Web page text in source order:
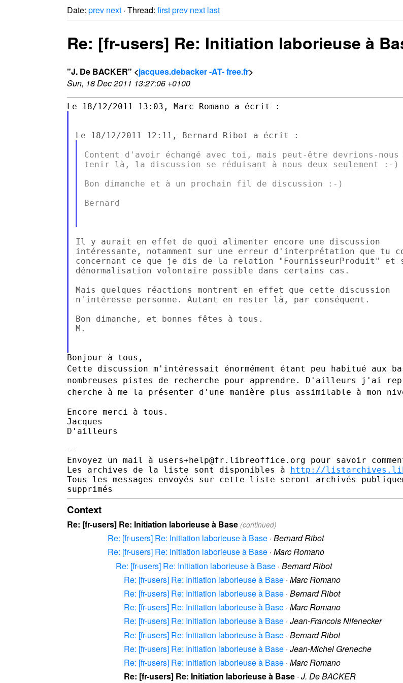
Date: prev next · Thread: firstprev next last
Re: [fr-users] Re: Initiation laborieuse à
"J. De BACKER" <jacques.debacker -AT- free.fr>
Sun, 18 Dec 2011 13:27:06 +0100
Content d'avoir échangé avec toi, mais peut-être devrions-nous
tenir là, la discussion se réduisant à nous deux seulement :-)
Bon dimanche et à un prochain fil de discussion :-)
Bernard
Il y aurait en effet de quoi alimenter encore une discussion
intéressante, notamment sur une erreur d'interprétation que tu
concernant ce que je dis de la relation "FournisseurProduit" et
dénormalisation volontaire possible dans certains cas.
Mais quelques réactions montrent en effet que cette discussion
n'intéresse personne. Autant en rester là, par conséquent.
Bon dimanche, et bonnes fêtes à tous.
M.
Cette discussion m'intéressait énormément étant peu habitué aux
nombreuses pistes de recherche pour apprendre. D'ailleurs j'ai
cherche à me la présenter d'une manière plus assimilable à mon
Encore merci à tous.
Jacques
D'ailleurs
--
Envoyez un mail à users+help@fr.libreoffice.org pour savoir
Les archives de la liste sont disponibles à http://
Tous les messages envoyés sur cette liste seront archivés
Context
Re: [fr-users] Re: Initiation laborieuse à Base (continued)
Re: [fr-users] Re: Initiation laborieuse à Base · Bernard Ribot
Re: [fr-users] Re: Initiation laborieuse à Base · Marc Romano
Re: [fr-users] Re: Initiation laborieuse à Base · Bernard Ribot
Re: [fr-users] Re: Initiation laborieuse à Base · Marc Romano
Re: [fr-users] Re: Initiation laborieuse à Base · Bernard Ribot
Re: [fr-users] Re: Initiation laborieuse à Base · Marc Romano
Re: [fr-users] Re: Initiation laborieuse à Base · Jean-Francois Nifenecker
Re: [fr-users] Re: Initiation laborieuse à Base · Bernard Ribot
Re: [fr-users] Re: Initiation laborieuse à Base · Jean-Michel Greneche
Re: [fr-users] Re: Initiation laborieuse à Base · Marc Romano
Re: [fr-users] Re: Initiation laborieuse à Base · J. De BACKER